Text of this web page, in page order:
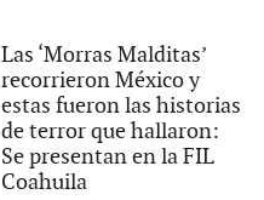
Las ‘Morras Malditas’
recorrieron México y
estas fueron las historias
de terror que hallaron:
Se presentan en la FIL
Coahuila